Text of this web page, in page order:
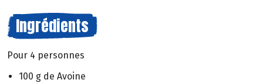
Ingrédients
Pour 4 personnes
100 g de Avoine